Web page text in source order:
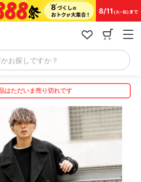
お探しですか？
はただいま売り切れです